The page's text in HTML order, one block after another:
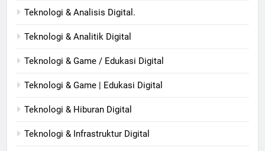
Teknologi & Analisis Digital.
Teknologi & Analitik Digital
Teknologi & Game / Edukasi Digital
Teknologi & Game | Edukasi Digital
Teknologi & Hiburan Digital
Teknologi & Infrastruktur Digital